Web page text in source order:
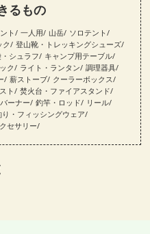
るもの
ト 一人用 山岳 ソロテント
ク
登山靴・トレッキングシューズ
シュラフ
キャンプ用テーブル
ク ライト・ランタン 調理器具
薪ストーブ
クーラーボックス
ト
焚火台・ファイアスタンド
ーナー 釣竿・ロッド
リール
り・フィッシングウェア
セサリー